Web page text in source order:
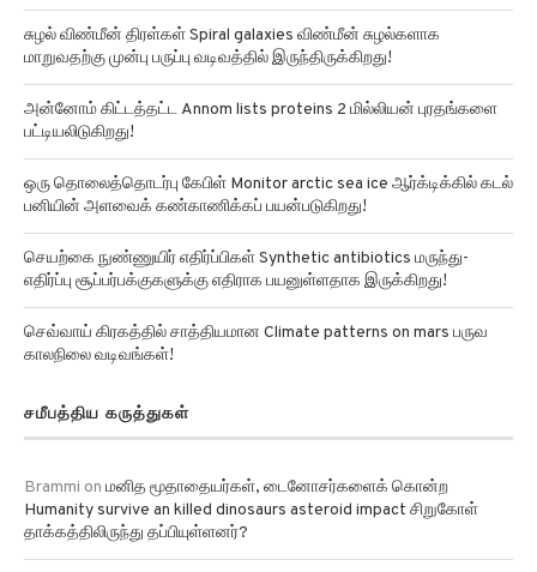
சுழல் விண்மீன் திரள்கள் Spiral galaxies விண்மீன் சுழல்களாக
மாறுவதற்கு முன்பு பருப்பு வடிவத்தில் இருந்திருக்கிறது!
அன்னோம் கிட்டத்தட்ட Annom lists proteins 2 மில்லியன் புரதங்களை
பட்டியலிடுகிறது!
ஒரு தொலைத்தொடர்பு கேபிள் Monitor arctic sea ice ஆர்க்டிக்கில் கடல்
பனியின் அளவைக் கண்காணிக்கப் பயன்படுகிறது!
செயற்கை நுண்ணுயிர் எதிர்ப்பிகள் Synthetic antibiotics மருந்து-
எதிர்ப்பு சூப்பர்பக்குகளுக்கு எதிராக பயனுள்ளதாக இருக்கிறது!
செவ்வாய் கிரகத்தில் சாத்தியமான Climate patterns on mars பருவ
காலநிலை வடிவங்கள்!
சமீபத்திய கருத்துகள்
Brammi on மனித மூதாதையர்கள், டைனோசர்களைக் கொன்ற
Humanity survive an killed dinosaurs asteroid impact சிறுகோள்
தாக்கத்திலிருந்து தப்பியுள்ளனர்?